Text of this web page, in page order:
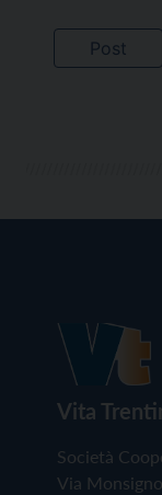
Vita
Società
Via